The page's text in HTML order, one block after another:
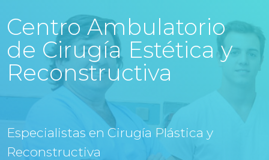
Centro Ambulatorio
de Cirugía Estética y
Reconstructiva
Especialistas en Cirugía Plástica y
Reconstructiva